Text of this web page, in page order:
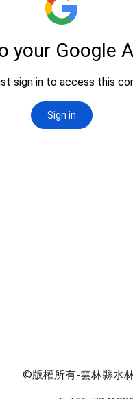
©版權所有-雲林縣水